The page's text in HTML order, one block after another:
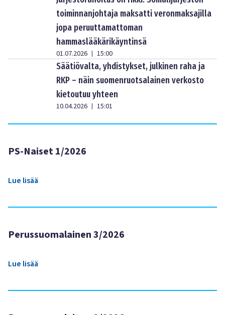
toiminnanjohtaja maksatti veronmaksajilla
jopa peruuttamattoman
hammaslääkärikäyntinsä
01.07.2026 | 15:00
Säätiövalta, yhdistykset, julkinen raha ja
RKP – näin suomenruotsalainen verkosto
kietoutuu yhteen
10.04.2026 | 15:01
PS-Naiset 1/2026
Lue lisää
Perussuomalainen 3/2026
Lue lisää